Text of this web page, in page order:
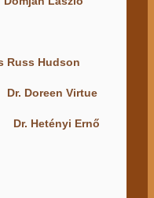
Russ Hudson
Dr. Doreen Virtue
Dr. Hetényi Ernő